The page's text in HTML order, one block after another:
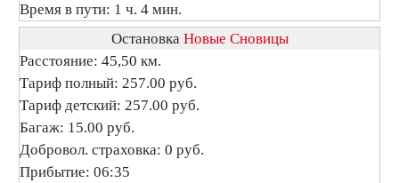
Время в пути: 1 ч. 4 мин.
Остановка Новые Сновицы
Расстояние: 45,50 км.
Тариф полный: 257.00 руб.
Тариф детский: 257.00 руб.
Багаж: 15.00 руб.
Добровол. страховка: 0 руб.
Прибытие: 06:35